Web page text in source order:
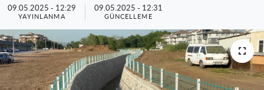
09.05.2025 - 12:29
YAYINLANMA
09.05.2025 - 12:31
GÜNCELLEME
Salihli
Saruhanlı
Soma
Süper Lig Puan Durumu ve Fikstür
Tüm Manşetler
Son Dakika Haberleri